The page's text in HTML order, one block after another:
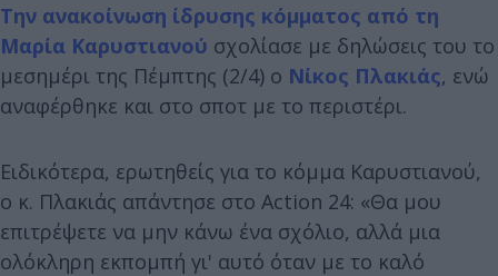
Την ανακοίνωση ίδρυσης κόμματος από τη
Μαρία Καρυστιανού σχολίασε με δηλώσεις του το
μεσημέρι της Πέμπτης (2/4) ο Νίκος Πλακιάς, ενώ
αναφέρθηκε και στο σποτ με το περιστέρι.
Ειδικότερα, ερωτηθείς για το κόμμα Καρυστιανού,
ο κ. Πλακιάς απάντησε στο Action 24: «Θα μου
επιτρέψετε να μην κάνω ένα σχόλιο, αλλά μια
ολόκληρη εκπομπή γι' αυτό όταν με το καλό